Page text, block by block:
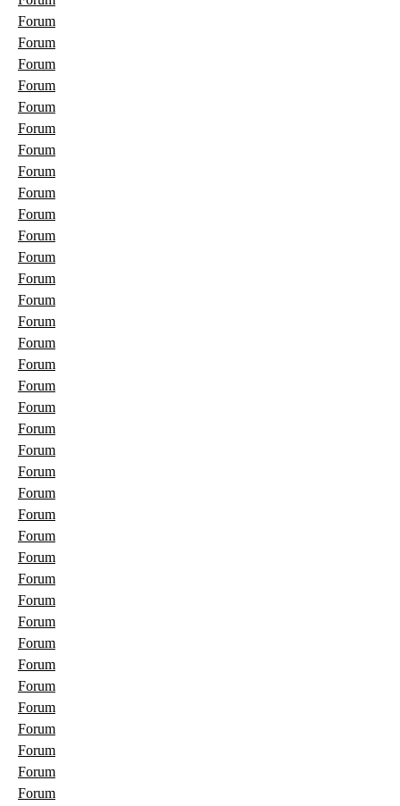
Forum
Forum
Forum
Forum
Forum
Forum
Forum
Forum
Forum
Forum
Forum
Forum
Forum
Forum
Forum
Forum
Forum
Forum
Forum
Forum
Forum
Forum
Forum
Forum
Forum
Forum
Forum
Forum
Forum
Forum
Forum
Forum
Forum
Forum
Forum
Forum
Forum